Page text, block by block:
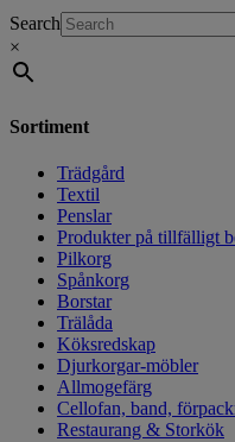
Search
×
Sortiment
Trädgård
Textil
Penslar
Produkter på tillfälligt
Pilkorg
Spånkorg
Borstar
Trälåda
Köksredskap
Djurkorgar-möbler
Allmogefärg
Cellofan, band,
Restaurang & Storkök